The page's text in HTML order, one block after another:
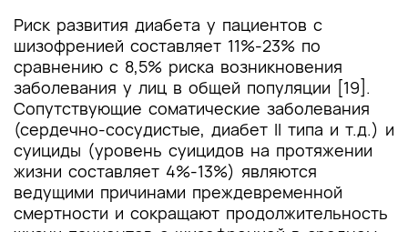
Риск развития диабета у пациентов с
шизофренией составляет 11%-23% по
сравнению с 8,5% риска возникновения
заболевания у лиц в общей популяции [19].
Сопутствующие соматические заболевания
(сердечно-сосудистые, диабет II типа и т.д.) и
суициды (уровень суицидов на протяжении
жизни составляет 4%-13%) являются
ведущими причинами преждевременной
смертности и сокращают продолжительность